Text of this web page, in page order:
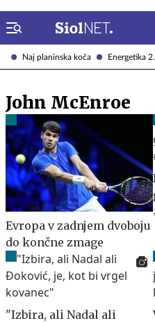
Naj planinska koča Energetika
John McEnroe
Evropa v zadnjem dvoboju
do končne zmage
"Izbira, ali Nadal ali